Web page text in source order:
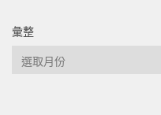
彙整
彙